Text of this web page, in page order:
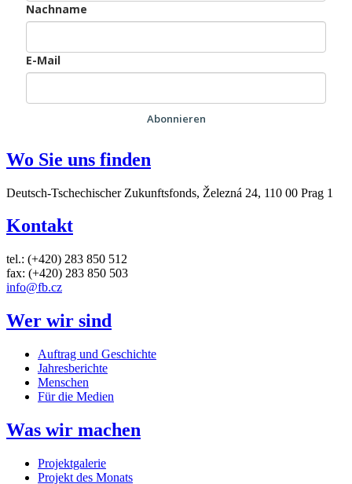
Nachname
E-Mail
Abonnieren
Wo Sie uns finden
Deutsch-Tschechischer Zukunftsfonds, Železná 24, 110 00 Prag 1
Kontakt
tel.: (+420) 283 850 512
fax: (+420) 283 850 503
info@fb.cz
Wer wir sind
Auftrag und Geschichte
Jahresberichte
Menschen
Für die Medien
Was wir machen
Projektgalerie
Projekt des Monats